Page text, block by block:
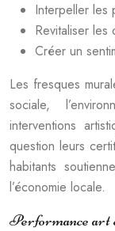
Interpeller les
Revitaliser les
Créer un
Les fresques
sociale,
interventions
question leurs
habitants
l’économie locale.
Performance art